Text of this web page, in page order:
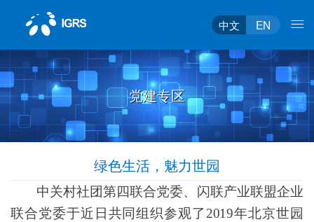
中文 EN
党建专区
绿色生活，魅力世园
中关村社团第四联合党委、闪联产业联盟企业
联合党委于近日共同组织参观了2019年北京世园